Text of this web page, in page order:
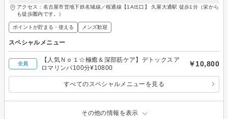
アクセス：名古屋市営地下鉄名城線／桜通線【1A出口】 久屋大通駅 徒歩1分（栄から
も徒歩圏内です。）
ポイントが貯まる・使える メンズ歓迎
スペシャルメニュー
全員
【人気Ｎｏ１☆極癒＆深部筋ケア】デトックスア
ロマリンパ100分¥10800
￥10,800
すべてのスペシャルメニューを見る
その他の情報を表示